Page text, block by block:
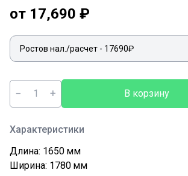
от 17,690 ₽
− + В корзину
Характеристики
Длина: 1650 мм
Ширина: 1780 мм